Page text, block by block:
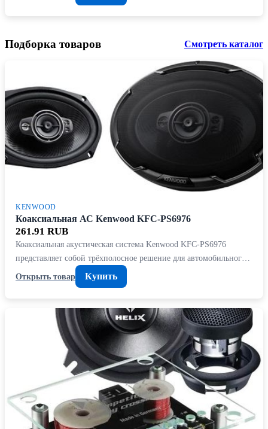
Подборка товаров Смотреть каталог
KENWOOD
Коаксиальная АС Kenwood KFC-PS6976
261.91 RUB
Коаксиальная акустическая система Kenwood KFC-PS6976
представляет собой трёхполосное решение для автомобильног…
Открыть товар
Купить